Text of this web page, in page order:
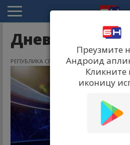
Дневник 2
РЕПУБЛИКА СРПСКА
Преузмите
Андроид
Кликните
иконицу